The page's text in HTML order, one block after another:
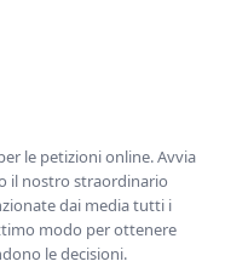
le petizioni online. Avvia
il nostro straordinario
dai media tutti i
modo per ottenere
le decisioni.